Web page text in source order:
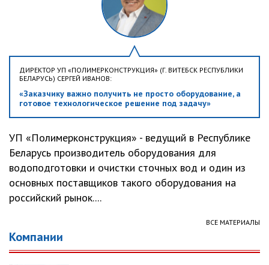
ДИРЕКТОР УП «ПОЛИМЕРКОНСТРУКЦИЯ» (Г. ВИТЕБСК РЕСПУБЛИКИ
БЕЛАРУСЬ) СЕРГЕЙ ИВАНОВ:
«Заказчику важно получить не просто оборудование, а
готовое технологическое решение под задачу»
УП «Полимерконструкция» - ведущий в Республике
Беларусь производитель оборудования для
водоподготовки и очистки сточных вод и один из
основных поставщиков такого оборудования на
российский рынок....
ВСЕ МАТЕРИАЛЫ
Компании